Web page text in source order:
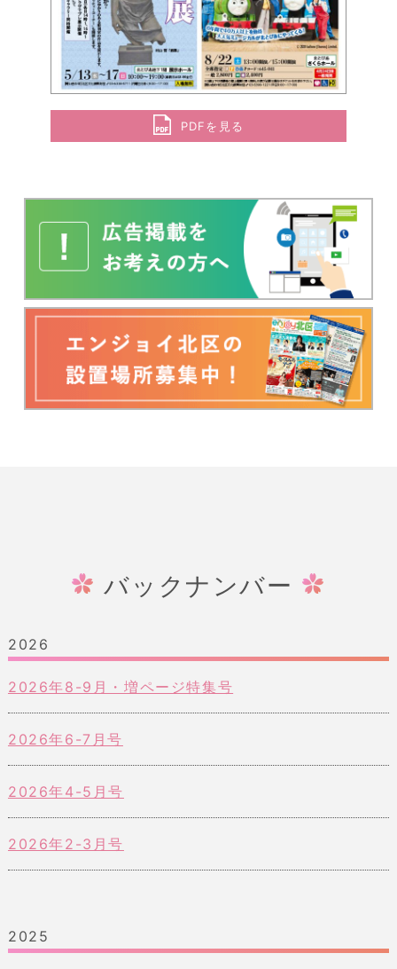
PDFを見る
バックナンバー
2026
2026年8-9月・増ページ特集号
2026年6-7月号
2026年4-5月号
2026年2-3月号
2025